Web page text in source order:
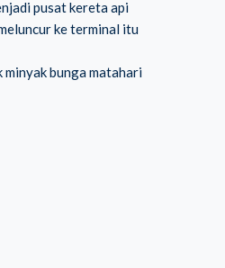
pusat kereta api
ke terminal itu
bunga matahari